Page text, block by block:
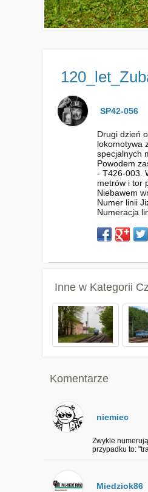
SP42-056
Drugi dzień
lokomotywa
specjalnych
Powodem
- T426-003.
metrów i tor
Niebawem
Numer linii
Numeracja
Inne w Kategorii
Komentarze
niemiec
Zwykle
przypadku to:
Miedziok86